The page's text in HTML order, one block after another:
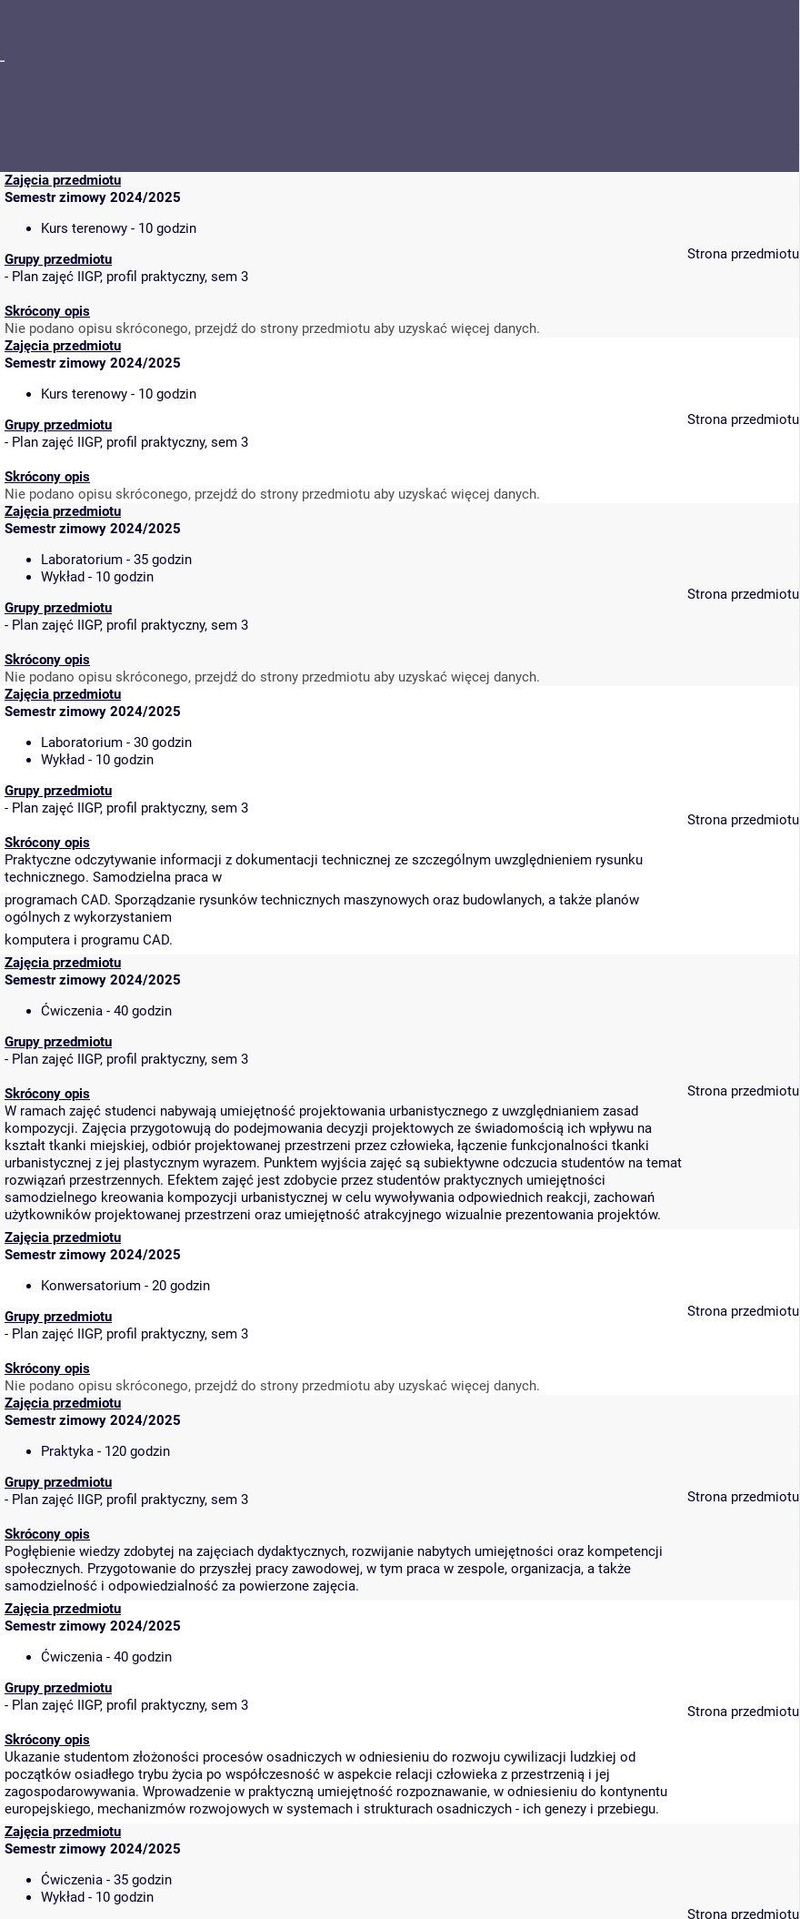
Zajęcia przedmiotu
Semestr zimowy 2024/2025
Kurs terenowy - 10 godzin
Grupy przedmiotu
- Plan zajęć IIGP, profil praktyczny, sem 3
Skrócony opis
Nie podano opisu skróconego, przejdź do strony przedmiotu aby uzyskać więcej danych.
Strona przedmiotu
Zajęcia przedmiotu
Semestr zimowy 2024/2025
Kurs terenowy - 10 godzin
Grupy przedmiotu
- Plan zajęć IIGP, profil praktyczny, sem 3
Skrócony opis
Nie podano opisu skróconego, przejdź do strony przedmiotu aby uzyskać więcej danych.
Strona przedmiotu
Zajęcia przedmiotu
Semestr zimowy 2024/2025
Laboratorium - 35 godzin
Wykład - 10 godzin
Grupy przedmiotu
- Plan zajęć IIGP, profil praktyczny, sem 3
Skrócony opis
Nie podano opisu skróconego, przejdź do strony przedmiotu aby uzyskać więcej danych.
Strona przedmiotu
Zajęcia przedmiotu
Semestr zimowy 2024/2025
Laboratorium - 30 godzin
Wykład - 10 godzin
Grupy przedmiotu
- Plan zajęć IIGP, profil praktyczny, sem 3
Skrócony opis
Praktyczne odczytywanie informacji z dokumentacji technicznej ze szczególnym uwzględnieniem rysunku
technicznego. Samodzielna praca w
programach CAD. Sporządzanie rysunków technicznych maszynowych oraz budowlanych, a także planów
ogólnych z wykorzystaniem
komputera i programu CAD.
Strona przedmiotu
Zajęcia przedmiotu
Semestr zimowy 2024/2025
Ćwiczenia - 40 godzin
Grupy przedmiotu
- Plan zajęć IIGP, profil praktyczny, sem 3
Skrócony opis
W ramach zajęć studenci nabywają umiejętność projektowania urbanistycznego z uwzględnianiem zasad
kompozycji. Zajęcia przygotowują do podejmowania decyzji projektowych ze świadomością ich wpływu na
kształt tkanki miejskiej, odbiór projektowanej przestrzeni przez człowieka, łączenie funkcjonalności tkanki
urbanistycznej z jej plastycznym wyrazem. Punktem wyjścia zajęć są subiektywne odczucia studentów na temat
rozwiązań przestrzennych. Efektem zajęć jest zdobycie przez studentów praktycznych umiejętności
samodzielnego kreowania kompozycji urbanistycznej w celu wywoływania odpowiednich reakcji, zachowań
użytkowników projektowanej przestrzeni oraz umiejętność atrakcyjnego wizualnie prezentowania projektów.
Strona przedmiotu
Zajęcia przedmiotu
Semestr zimowy 2024/2025
Konwersatorium - 20 godzin
Grupy przedmiotu
- Plan zajęć IIGP, profil praktyczny, sem 3
Skrócony opis
Nie podano opisu skróconego, przejdź do strony przedmiotu aby uzyskać więcej danych.
Strona przedmiotu
Zajęcia przedmiotu
Semestr zimowy 2024/2025
Praktyka - 120 godzin
Grupy przedmiotu
- Plan zajęć IIGP, profil praktyczny, sem 3
Skrócony opis
Pogłębienie wiedzy zdobytej na zajęciach dydaktycznych, rozwijanie nabytych umiejętności oraz kompetencji
społecznych. Przygotowanie do przyszłej pracy zawodowej, w tym praca w zespole, organizacja, a także
samodzielność i odpowiedzialność za powierzone zajęcia.
Strona przedmiotu
Zajęcia przedmiotu
Semestr zimowy 2024/2025
Ćwiczenia - 40 godzin
Grupy przedmiotu
- Plan zajęć IIGP, profil praktyczny, sem 3
Skrócony opis
Ukazanie studentom złożoności procesów osadniczych w odniesieniu do rozwoju cywilizacji ludzkiej od
początków osiadłego trybu życia po współczesność w aspekcie relacji człowieka z przestrzenią i jej
zagospodarowywania. Wprowadzenie w praktyczną umiejętność rozpoznawanie, w odniesieniu do kontynentu
europejskiego, mechanizmów rozwojowych w systemach i strukturach osadniczych - ich genezy i przebiegu.
Strona przedmiotu
Zajęcia przedmiotu
Semestr zimowy 2024/2025
Ćwiczenia - 35 godzin
Wykład - 10 godzin
Strona przedmiotu